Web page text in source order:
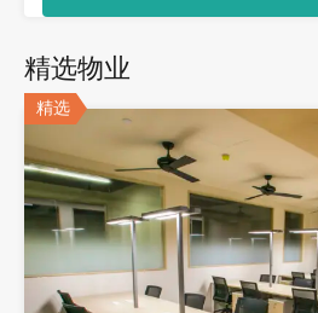
精选物业
精选